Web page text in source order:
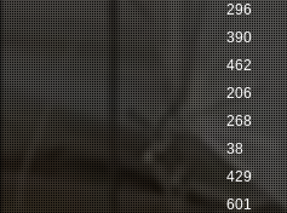
296
390
462
206
268
38
429
601